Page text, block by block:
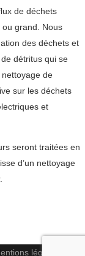
de déchets
ou grand. Nous
des déchets et
détritus qui se
de
sur les déchets
et
seront traitées en
d’un nettoyage
légales